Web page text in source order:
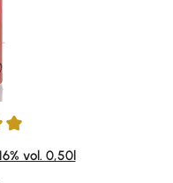
von 5 Sternen
vol. 0,50l